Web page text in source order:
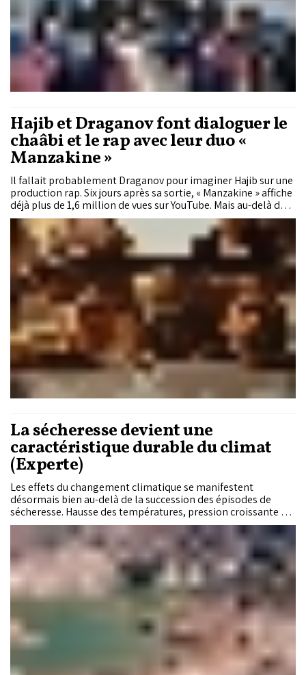
Hajib et Draganov font dialoguer le
chaâbi et le rap avec leur duo «
Manzakine »
Il fallait probablement Draganov pour imaginer Hajib sur une
production rap. Six jours après sa sortie, « Manzakine » affiche
déjà plus de 1,6 million de vues sur YouTube. Mais au-delà des
chiffres, c'est surtout l'identité du duo qui intrigue. Face au
rappeur, producteur et compositeur originaire d'Oujda,
habitué depuis ses débuts à brouiller les frontières musicales,
se dresse Hajib, figure incontournable du chaâbi marocain et
de l'aïta. Une rencontre entre deux univers musicaux qui
illustre le nouveau visage de la chanson marocaine.
La sécheresse devient une
caractéristique durable du climat
(Experte)
Les effets du changement climatique se manifestent
désormais bien au-delà de la succession des épisodes de
sécheresse. Hausse des températures, pression croissante sur
les ressources hydriques, fragilisation des écosystèmes et
multiplication des tensions autour des usages de l'eau
dessinent une nouvelle réalité à laquelle le Maroc doit
s'adapter. Cet entretien s'inscrit dans une série de trois
échanges consacrés aux principaux défis climatiques auxquels
le Royaume est confronté. Après un premier volet dédié aux
incendies de forêt, cette deuxième partie explore les enjeux
liés à l'eau. Dalila Loudyi, professeure à l'Université Hassan II
de Casablanca et spécialiste du changement climatique et de
la gestion des catastrophes naturelles, revient sur les
transformations en cours, leurs conséquences et les
réponses qu'elles appellent. Les ressources en eau sont
aujourd'hui au premier rang des défis posés par le